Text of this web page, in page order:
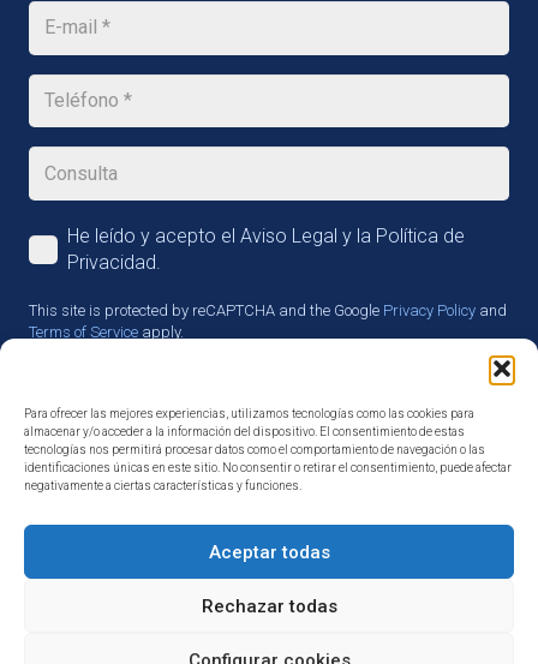
Para ofrecer las mejores experiencias, utilizamos tecnologías como las cookies para
almacenar y/o acceder a la información del dispositivo. El consentimiento de estas
tecnologías nos permitirá procesar datos como el comportamiento de navegación o las
identificaciones únicas en este sitio. No consentir o retirar el consentimiento, puede afectar
negativamente a ciertas características y funciones.
Aceptar todas
Rechazar todas
He leído y acepto el Aviso Legal y la Política de
Privacidad.
This site is protected by reCAPTCHA and the Google Privacy Policy and
Terms of Service apply.